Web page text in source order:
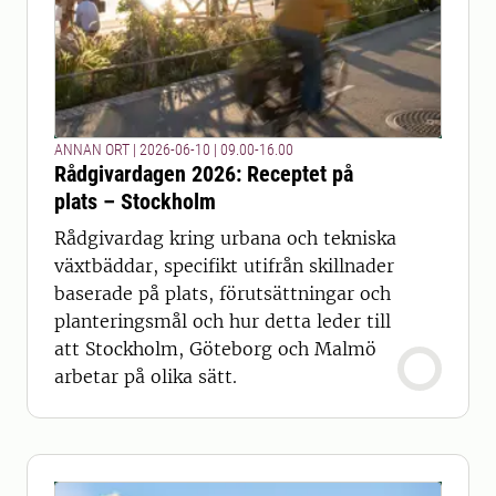
ANNAN ORT | 2026-06-10 | 09.00-16.00
Rådgivardagen 2026: Receptet på
plats – Stockholm
Rådgivardag kring urbana och tekniska
växtbäddar, specifikt utifrån skillnader
baserade på plats, förutsättningar och
planteringsmål och hur detta leder till
att Stockholm, Göteborg och Malmö
arbetar på olika sätt.